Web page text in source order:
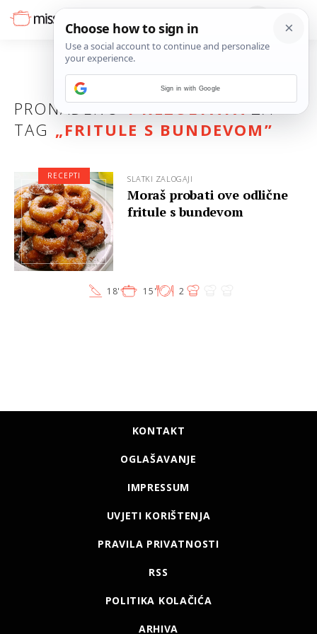
PRONAĐENO1 REZULTATAZA
TAG „FRITULE S BUNDEVOM”
SLATKI ZALOGAJI
Moraš probati ove odlične
fritule s bundevom
18' 15' 2
RECEPTI
KONTAKT
OGLAŠAVANJE
IMPRESSUM
UVJETI KORIŠTENJA
PRAVILA PRIVATNOSTI
RSS
POLITIKA KOLAČIĆA
ARHIVA
Sign in with Google